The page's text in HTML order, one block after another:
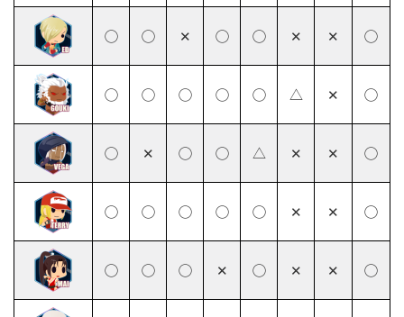
◯ ◯ ✕ ◯ ◯ ✕ ✕ ◯
◯ ◯ ◯ ◯ ◯ △ ✕ ◯
◯ ✕ ◯ ◯ △ ✕ ✕ ◯
◯ ◯ ◯ ◯ ◯ ✕ ✕ ◯
◯ ◯ ◯ ✕ ◯ ✕ ✕ ◯